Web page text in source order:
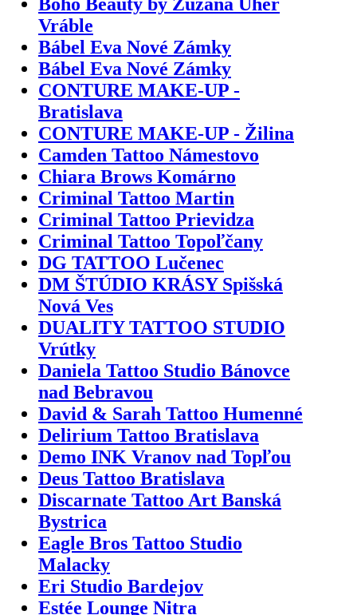
Vráble
Bábel Eva Nové Zámky
Bábel Eva Nové Zámky
CONTURE MAKE-UP -
Bratislava
CONTURE MAKE-UP - Žilina
Camden Tattoo Námestovo
Chiara Brows Komárno
Criminal Tattoo Martin
Criminal Tattoo Prievidza
Criminal Tattoo Topoľčany
DG TATTOO Lučenec
DM ŠTÚDIO KRÁSY Spišská
Nová Ves
DUALITY TATTOO STUDIO
Vrútky
Daniela Tattoo Studio Bánovce
nad Bebravou
David & Sarah Tattoo Humenné
Delirium Tattoo Bratislava
Demo INK Vranov nad Topľou
Deus Tattoo Bratislava
Discarnate Tattoo Art Banská
Bystrica
Eagle Bros Tattoo Studio
Malacky
Eri Studio Bardejov
Estée Lounge Nitra